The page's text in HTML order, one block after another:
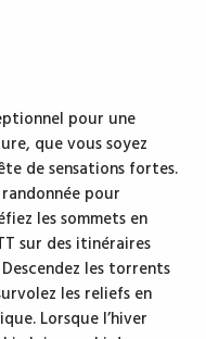
pour une
que vous soyez
de sensations fortes.
pour
les sommets en
sur des itinéraires
les torrents
les reliefs en
Lorsque l’hiver